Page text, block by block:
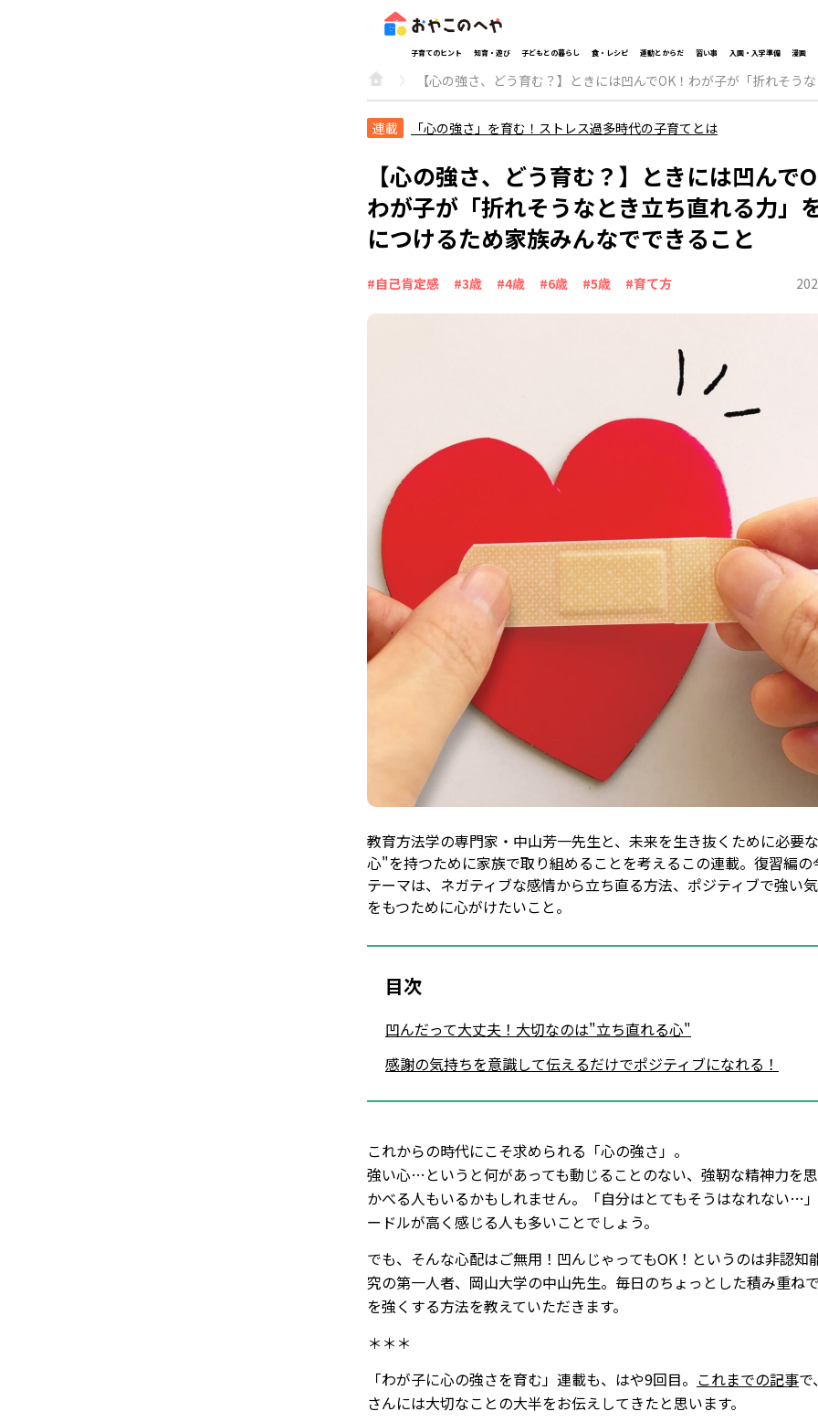
子育てのヒント 知育・遊び 子どもとの暮らし 食・レシピ 運動とからだ 習い事 入園・入学準備 漫画
【心の強さ、どう育む？】ときには凹んでOK！わが子が「折れそう
連載 「心の強さ」を育む！ストレス過多時代の子育てとは
【心の強さ、どう育む？】ときには凹んで
わが子が「折れそうなとき立ち直れる力」
につけるため家族みんなでできること
#自己肯定感 #3歳 #4歳 #6歳 #5歳 #育て方
教育方法学の専門家・中山芳一先生と、未来を生き抜くために必要
心"を持つために家族で取り組めることを考えるこの連載。復習編の
テーマは、ネガティブな感情から立ち直る方法、ポジティブで強い
をもつために心がけたいこと。
目次
凹んだって大丈夫！大切なのは"立ち直れる心"
感謝の気持ちを意識して伝えるだけでポジティブになれる！
これからの時代にこそ求められる「心の強さ」。
強い心…というと何があっても動じることのない、強靭な精神力を
かべる人もいるかもしれません。「自分はとてもそうはなれない…
ードルが高く感じる人も多いことでしょう。
でも、そんな心配はご無用！凹んじゃってもOK！というのは非認知
究の第一人者、岡山大学の中山先生。毎日のちょっとした積み重ね
を強くする方法を教えていただきます。
＊＊＊
「わが子に心の強さを育む」連載も、はや9回目。 これまでの記事で
さんには大切なことの大半をお伝えしてきたと思います。